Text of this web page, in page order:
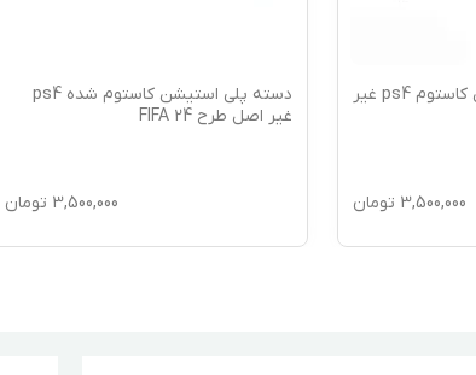
دسته بازی پلی استیشن کاستوم ps4 غیر
3,500,000 تومان
دسته پلی استیشن کاستوم شده ps4
غیر اصل طرح FIFA 24
3,500,000 تومان